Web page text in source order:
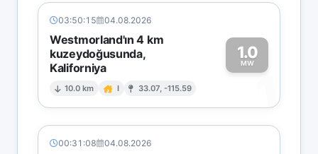
03:50:15 04.08.2026
Westmorland'ın 4 km
kuzeydoğusunda,
Kaliforniya
10.0 km I 33.07, -115.59
1.0
MW
1
00:31:08 04.08.2026